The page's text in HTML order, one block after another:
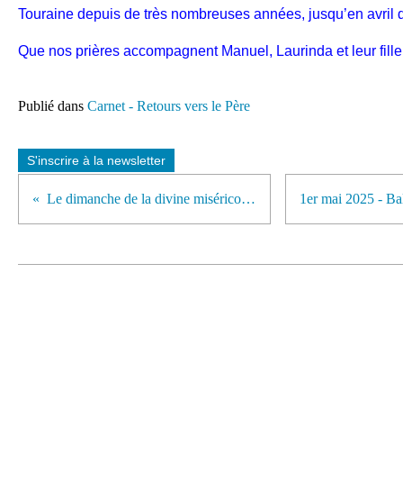
Touraine depuis de très nombreuses années, jusqu’en avril
Que nos prières accompagnent Manuel, Laurinda et leur
Publié dans Carnet - Retours vers le Père
S'inscrire à la newsletter
Le dimanche de la divine miséricorde